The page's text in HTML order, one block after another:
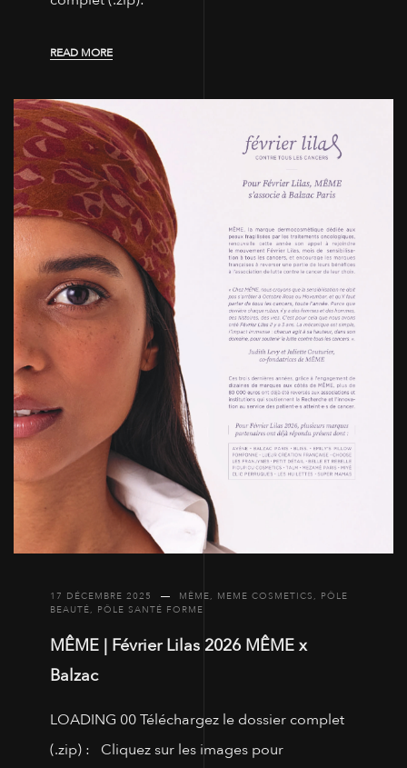
READ MORE
17 DÉCEMBRE 2025 MÊME, MEME COSMETICS, PÔLE
BEAUTÉ, PÔLE SANTÉ FORME
MÊME | Février Lilas 2026 MÊME x
Balzac
LOADING 00 Téléchargez le dossier complet
(.zip) : Cliquez sur les images pour